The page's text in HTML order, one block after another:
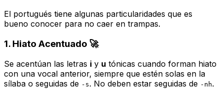
El portugués tiene algunas particularidades que es
bueno conocer para no caer en trampas.
1. Hiato Acentuado 🚀
Se acentúan las letras i y u tónicas cuando forman hiato
con una vocal anterior, siempre que estén solas en la
sílaba o seguidas de -s. No deben estar seguidas de -nh.